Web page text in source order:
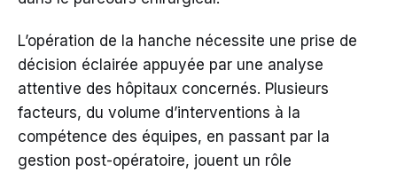
L’opération de la hanche nécessite une prise de
décision éclairée appuyée par une analyse
attentive des hôpitaux concernés. Plusieurs
facteurs, du volume d’interventions à la
compétence des équipes, en passant par la
gestion post-opératoire, jouent un rôle